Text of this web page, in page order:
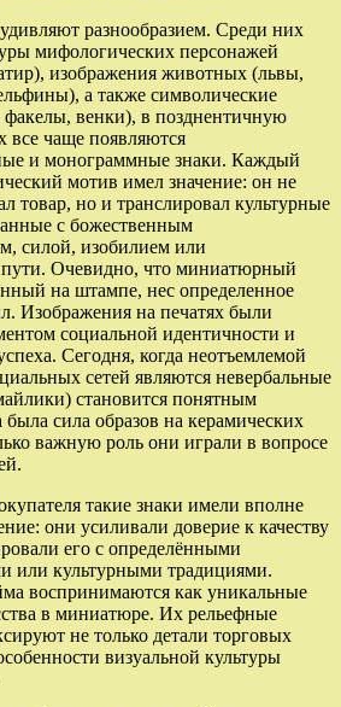
разнообразием. Среди них
мифологических персонажей
изображения животных (львы,
а также символические
факелы, венки), в позднентичную
все чаще появляются
и монограммные знаки. Каждый
мотив имел значение: он не
товар, но и транслировал культурные
с божественным
силой, изобилием или
пути. Очевидно, что миниатюрный
на штампе, нес определенное
Изображения на печатях были
социальной идентичности и
Сегодня, когда неотъемлемой
сетей являются невербальные
становится понятным
была сила образов на керамических
важную роль они играли в вопросе
такие знаки имели вполне
они усиливали доверие к качеству
его с определёнными
или культурными традициями.
воспринимаются как уникальные
в миниатюре. Их рельефные
не только детали торговых
визуальной культуры